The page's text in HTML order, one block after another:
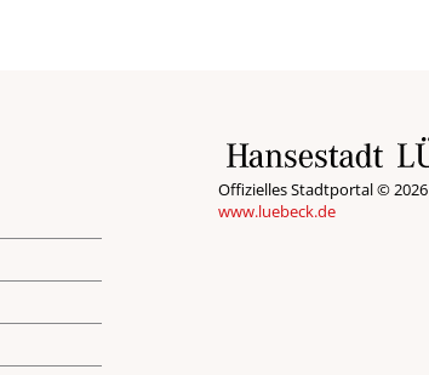
Offizielles Stadtportal © 2026
www.luebeck.de